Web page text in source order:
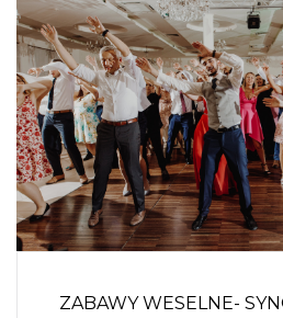
ZABAWY WESELNE-